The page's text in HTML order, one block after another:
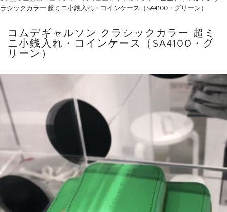
ラシックカラー 超ミニ小銭入れ・コインケース（SA4100・グリーン）
コムデギャルソン クラシックカラー 超ミ
ニ小銭入れ・コインケース（SA4100・グ
リーン）